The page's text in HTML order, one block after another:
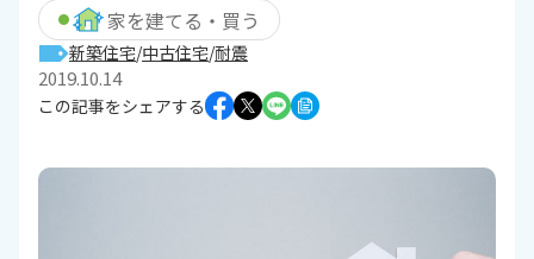
家を建てる・買う
新築住宅 中古住宅 耐震
2019.10.14
この記事をシェアする